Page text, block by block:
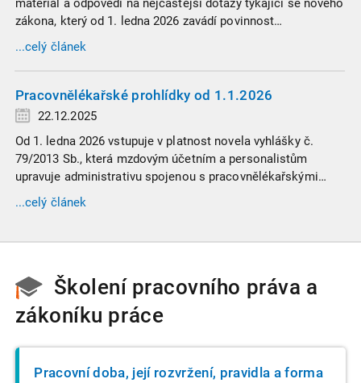
materiál a odpovědi na nejčastější dotazy týkající se nového
zákona, který od 1. ledna 2026 zavádí povinnost
zaměstnavatelů přispívat na spoření na stáří zaměstnancům
v náročných profesích.
...celý článek
Pracovnělékařské prohlídky od 1.1.2026
22.12.2025
Od 1. ledna 2026 vstupuje v platnost novela vyhlášky č.
79/2013 Sb., která mzdovým účetním a personalistům
upravuje administrativu spojenou s pracovnělékařskými
prohlídkami. Vybrali jsme tři zásadní změny, které ovlivní
vaši každodenní praxi, a stručný přehled ostatních novinek.
...celý článek
Školení pracovního práva a
zákoníku práce
Pracovní doba, její rozvržení, pravidla a forma